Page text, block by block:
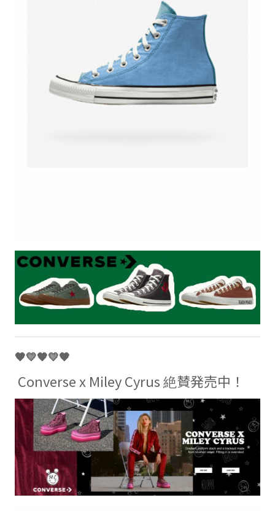
🧡💛🧡💛🧡
Converse x Miley Cyrus 絶賛発売中！